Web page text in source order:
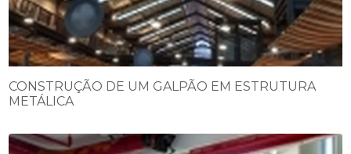
CONSTRUÇÃO DE UM GALPÃO EM ESTRUTURA
METÁLICA